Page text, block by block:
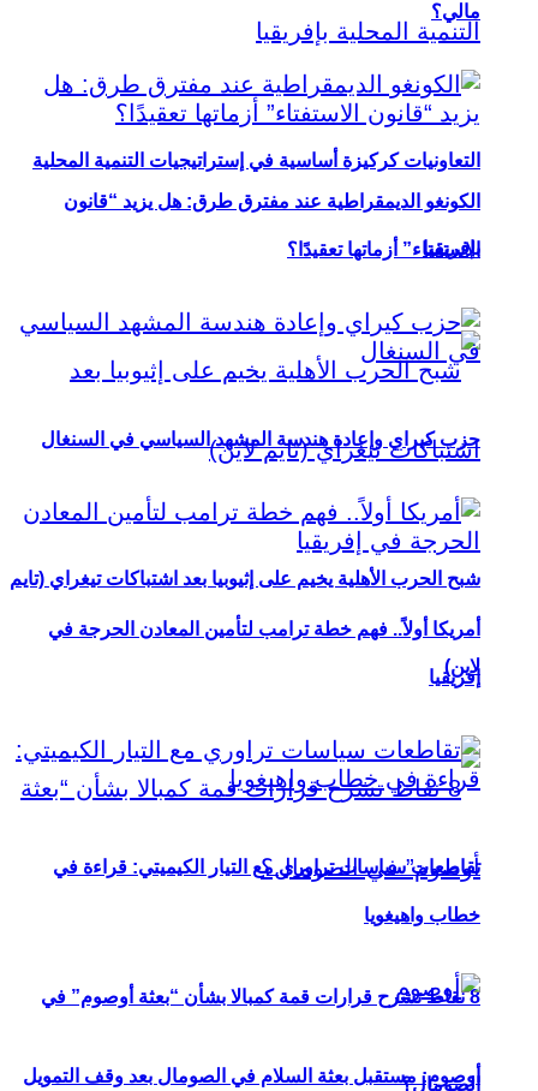
التعاونيات كركيزة أساسية في إستراتيجيات التنمية المحلية
بإفريقيا
شبح الحرب الأهلية يخيم على إثيوبيا بعد اشتباكات تيغراي (تايم
لاين)
8 نقاط تشرح قرارات قمة كمبالا بشأن “بعثة أوصوم” في
الصومال؟
مالي؟
الكونغو الديمقراطية عند مفترق طرق: هل يزيد “قانون
الاستفتاء” أزماتها تعقيدًا؟
حزب كيراي وإعادة هندسة المشهد السياسي في السنغال
أمريكا أولاً.. فهم خطة ترامب لتأمين المعادن الحرجة في
إفريقيا
تقاطعات سياسات تراوري مع التيار الكيميتي: قراءة في
خطاب واهيغويا
أوصوم: مستقبل بعثة السلام في الصومال بعد وقف التمويل